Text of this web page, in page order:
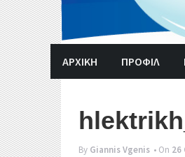
ΑΡΧΙΚΗ ΠΡΟΦΙΛ
By Giannis Vgenis • On 26